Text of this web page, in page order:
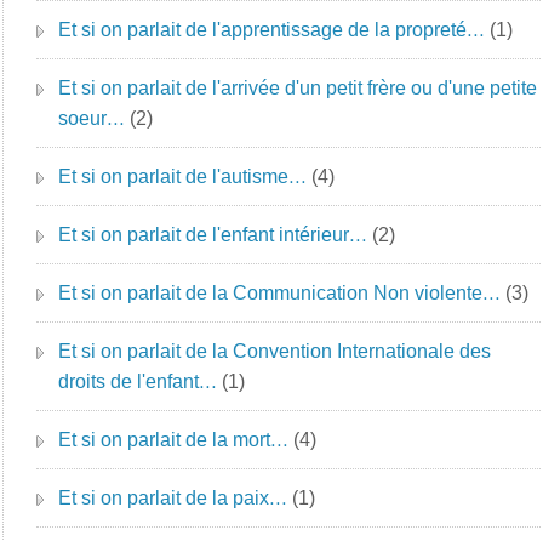
Et si on parlait de l'apprentissage de la propreté… (1)
Et si on parlait de l'arrivée d'un petit frère ou d'une petite
soeur… (2)
Et si on parlait de l'autisme… (4)
Et si on parlait de l'enfant intérieur… (2)
Et si on parlait de la Communication Non violente… (3)
Et si on parlait de la Convention Internationale des
droits de l'enfant… (1)
Et si on parlait de la mort… (4)
Et si on parlait de la paix… (1)